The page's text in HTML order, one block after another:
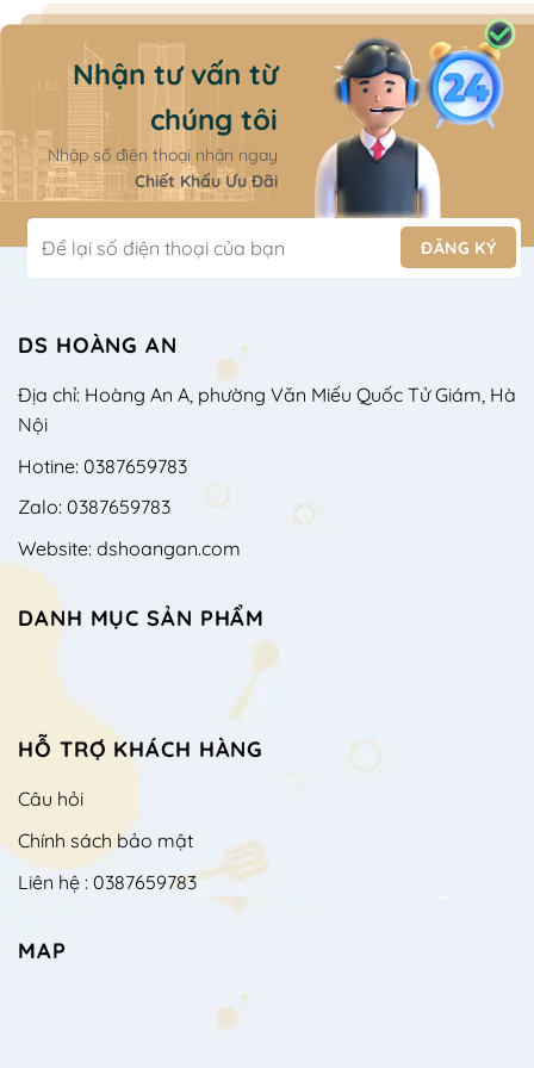
Nhận tư vấn từ
chúng tôi
Nhập số điện thoại nhận ngay
Chiết Khấu Ưu Đãi
DS HOÀNG AN
Địa chỉ: Hoàng An A, phường Văn Miếu Quốc Tử Giám, Hà
Nội
Hotine: 0387659783
Zalo: 0387659783
Website: dshoangan.com
DANH MỤC SẢN PHẨM
HỖ TRỢ KHÁCH HÀNG
Câu hỏi
Chính sách bảo mật
Liên hệ : 0387659783
MAP